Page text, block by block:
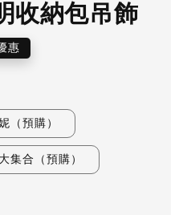
收納包吊飾
惠
（預購）
大集合（預購）